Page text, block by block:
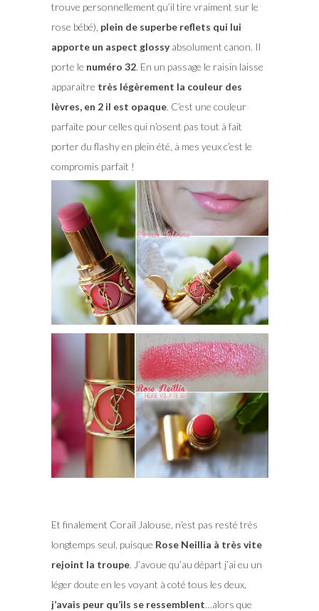
trouve personnellement qu’il tire vraiment sur le
rose bébé), plein de superbe reflets qui lui
apporte un aspect glossyabsolument canon. Il
porte le numéro 32. En un passage le raisin laisse
apparaitre très légèrement la couleur des
lèvres, en 2 il est opaque. C’est une couleur
parfaite pour celles qui n’osent pas tout à fait
porter du flashy en plein été, à mes yeux c’est le
compromis parfait !
Et finalement Corail Jalouse, n’est pas resté très
longtemps seul, puisque Rose Neillia à très vite
rejoint la troupe. J’avoue qu’au départ j’ai eu un
léger doute en les voyant à coté tous les deux,
j’avais peur qu’ils se ressemblent…alors que